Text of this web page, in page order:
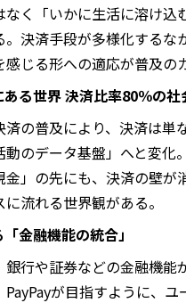
く「いかに生活に溶け込
。決済手段が多様化するな
じる形への適応が普及の
る世界 決済比率80％の社
済の普及により、決済は単
のデータ基盤」へと変化
」の先にも、決済の壁が
流れる世界観がある。
金融機能の統合」
行や証券などの金融機能
が目指すように、ユ